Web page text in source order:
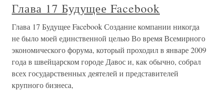
Глава 17 Будущее Facebook
Глава 17 Будущее Facebook Создание компании никогда
не было моей единственной целью Во время Всемирного
экономического форума, который проходил в январе 2009
года в швейцарском городе Давос и, как обычно, собрал
всех государственных деятелей и представителей
крупного бизнеса,